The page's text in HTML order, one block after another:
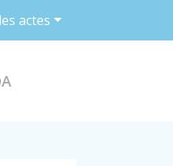
actes